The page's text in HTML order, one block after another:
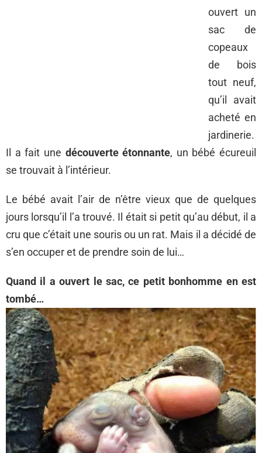
ouvert un
sac de
copeaux
de bois
tout neuf,
qu’il avait
acheté en
jardinerie.
Il a fait une découverte étonnante, un bébé écureuil
se trouvait à l’intérieur.
Le bébé avait l’air de n’être vieux que de quelques
jours lorsqu’il l’a trouvé. Il était si petit qu’au début, il a
cru que c’était une souris ou un rat. Mais il a décidé de
s’en occuper et de prendre soin de lui…
Quand il a ouvert le sac, ce petit bonhomme en est
tombé…